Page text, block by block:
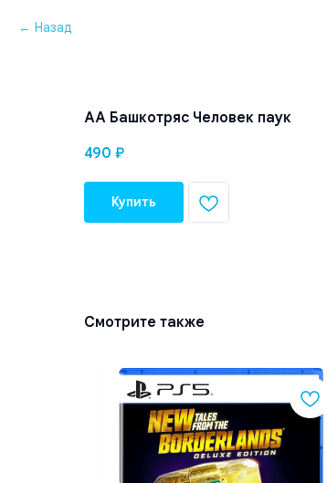
Назад
АА Башкотряс Человек паук
490 ₽
Купить
Смотрите также